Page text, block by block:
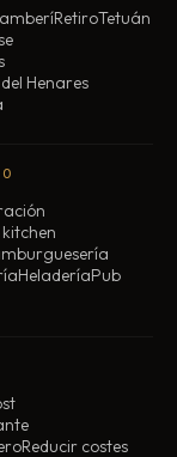
RetiroTetuán
Henares
HeladeríaPub
Reducir costes